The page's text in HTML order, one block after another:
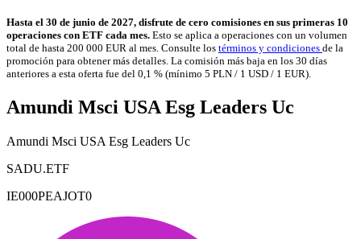
Hasta el 30 de junio de 2027, disfrute de cero comisiones en sus primeras 10
operaciones con ETF cada mes. Esto se aplica a operaciones con un volumen
total de hasta 200 000 EUR al mes. Consulte los términos y condiciones de la
promoción para obtener más detalles. La comisión más baja en los 30 días
anteriores a esta oferta fue del 0,1 % (mínimo 5 PLN / 1 USD / 1 EUR).
Amundi Msci USA Esg Leaders Uc
Amundi Msci USA Esg Leaders Uc
SADU.ETF
IE000PEAJOT0